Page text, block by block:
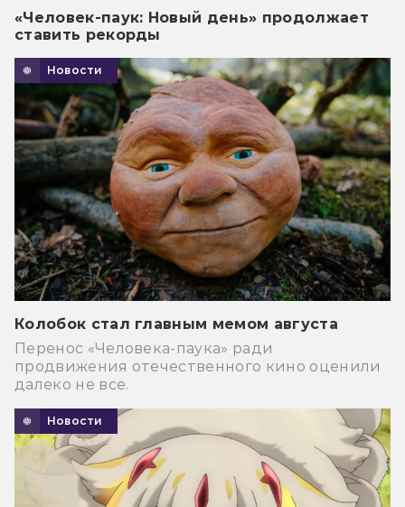
«Человек-паук: Новый день» продолжает
ставить рекорды
Новости
Колобок стал главным мемом августа
Перенос «Человека-паука» ради
продвижения отечественного кино оценили
далеко не все.
Новости